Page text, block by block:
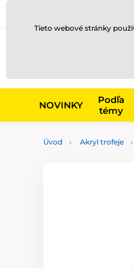
NOVINKY
Podľa
témy
Úvod Akryl trofeje
Tieto webové stránky